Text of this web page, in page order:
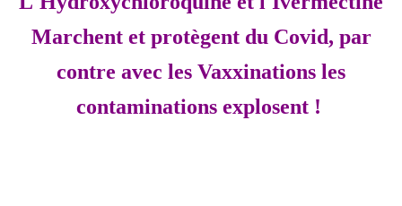
Marchent et protègent du Covid, par
contre avec les Vaxxinations les
contaminations explosent !